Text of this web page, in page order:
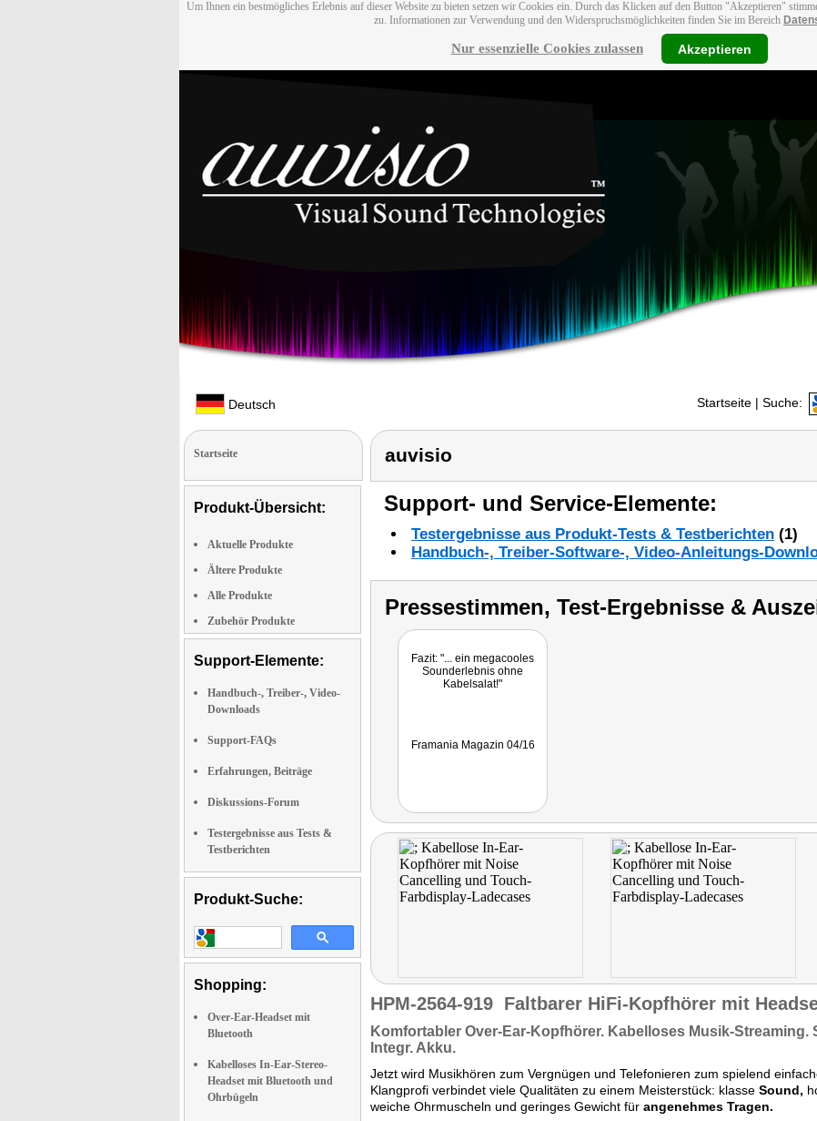
Um Ihnen ein bestmögliches Erlebnis auf dieser Website zu bieten setzen wir Cookies ein. Durch das Klicken auf den Button "Akzeptieren"
zu. Informationen zur Verwendung und den Widerspruchsmöglichkeiten finden Sie im Bereich
Nur essenzielle Cookies zulassen Akzeptieren
Deutsch Startseite | Suche:
Startseite
Produkt-Übersicht:
Aktuelle Produkte
Ältere Produkte
Alle Produkte
Zubehör Produkte
Support-Elemente:
Handbuch-, Treiber-, Video-
Downloads
Support-FAQs
Erfahrungen, Beiträge
Diskussions-Forum
Testergebnisse aus Tests &
Testberichten
Produkt-Suche:
Shopping:
Over-Ear-Headset mit
Bluetooth
Kabelloses In-Ear-Stereo-
Headset mit Bluetooth und
Ohrbügeln
auvisio
Support- und Service-Elemente:
Testergebnisse aus Produkt-Tests & Testberichten (1)
Handbuch-, Treiber-Software-, Video-Anleitungs-
Pressestimmen, Test-Ergebnisse &
Fazit: "... ein megacooles
Sounderlebnis ohne
Kabelsalat!"
Framania Magazin 04/16
HPM-2564-919 Faltbarer HiFi-Kopfhörer mit
Komfortabler Over-Ear-Kopfhörer. Kabelloses Musik-Streaming.
Integr. Akku.
Jetzt wird Musikhören zum Vergnügen und Telefonieren zum spielend
Klangprofi verbindet viele Qualitäten zu einem Meisterstück: klasse Sound,
weiche Ohrmuscheln und geringes Gewicht für angenehmes Tragen.